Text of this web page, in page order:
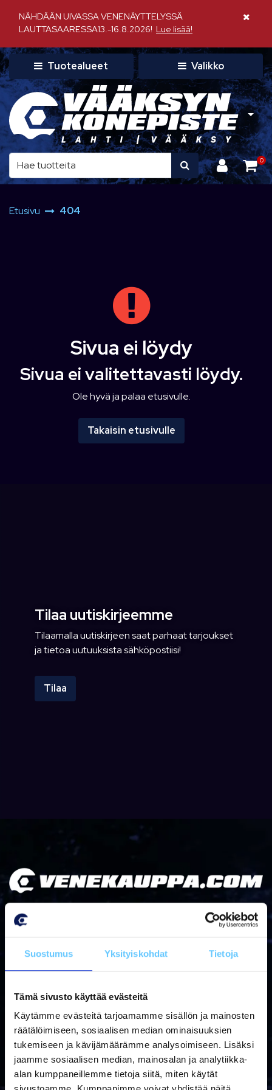
Suostumus Yksityiskohdat Tietoja
Tämä sivusto käyttää evästeitä
Käytämme evästeitä tarjoamamme sisällön ja mainosten
räätälöimiseen, sosiaalisen median ominaisuuksien
tukemiseen ja kävijämäärämme analysoimiseen. Lisäksi
jaamme sosiaalisen median, mainosalan ja analytiikka-
alan kumppaneillemme tietoja siitä, miten käytät
NÄHDÄÄN UIVASSA VENENÄYTTELYSSÄ
LAUTTASAARESSA13.-16.8.2026! Lue lisää!
Sulje
Tuotealueet Valikko
0
Etusivu 404
Sivua ei löydy
Sivua ei valitettavasti löydy.
Ole hyvä ja palaa etusivulle.
Takaisin etusivulle
Tilaa uutiskirjeemme
Tilaamalla uutiskirjeen saat parhaat tarjoukset
ja tietoa uutuuksista sähköpostiisi!
Tilaa
Miksi venekauppa.com?
ALAN ASIANTUNTEVIN PALVELU
Meillä on yli 40 vuoden kokemus vene- ja laitekaupoista
alan johtavilta tuotemerkeiltä. Henkilökuntamme vahva
tuotetietämys ja pitkä kokemus tuotteistamme
mahdollistaa alan asiantuntevimman palvelun ja osaamme
suositella tarpeisiisi sopivaa tuotetta.